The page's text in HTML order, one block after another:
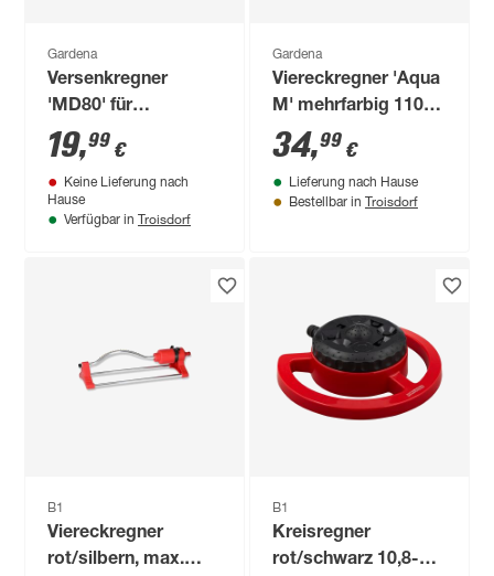
Gardena
Versenkregner
'MD80' für
Sprinklersystem
19,99 €
Keine Lieferung nach
Hause
Verfügbar in Troisdorf
Gardena
Viereckregner 'Aqua
M' mehrfarbig 110-
250 m²
34,99 €
Lieferung nach Hause
Bestellbar in Troisdorf
B1
Viereckregner
rot/silbern, max.
B1
Kreisregner
rot/schwarz 10,8-